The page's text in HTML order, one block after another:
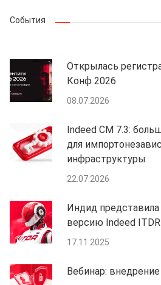
События
Открылась
Конф 2026
08.07.2026
Indeed CM 7.3:
для
инфраструктуры
22.07.2026
Индид
версию Indeed ITDR
17.11.2025
Вебинар: